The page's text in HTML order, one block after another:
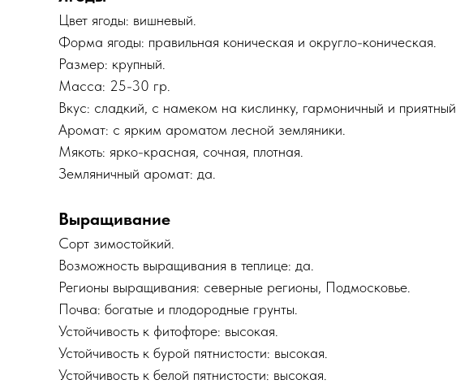
Цвет ягоды: вишневый.
Форма ягоды: правильная коническая и округло-коническая.
Размер: крупный.
Масса: 25-30 гр.
Вкус: сладкий, с намеком на кислинку, гармоничный и приятный.
Аромат: с ярким ароматом лесной земляники.
Мякоть: ярко-красная, сочная, плотная.
Земляничный аромат: да.
Выращивание
Сорт зимостойкий.
Возможность выращивания в теплице: да.
Регионы выращивания: северные регионы, Подмосковье.
Почва: богатые и плодородные грунты.
Устойчивость к фитофторе: высокая.
Устойчивость к бурой пятнистости: высокая.
Устойчивость к белой пятнистости: высокая.